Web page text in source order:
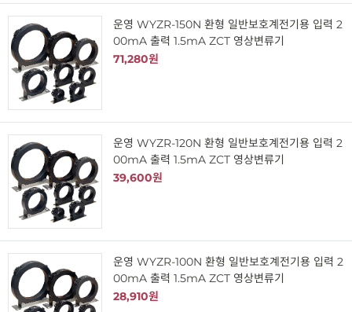
운영 WYZR-150N 환형 일반보호계전기용 입력 2
00mA 출력 1.5mA ZCT 영상변류기
71,280원
운영 WYZR-120N 환형 일반보호계전기용 입력 2
00mA 출력 1.5mA ZCT 영상변류기
39,600원
운영 WYZR-100N 환형 일반보호계전기용 입력 2
00mA 출력 1.5mA ZCT 영상변류기
28,910원